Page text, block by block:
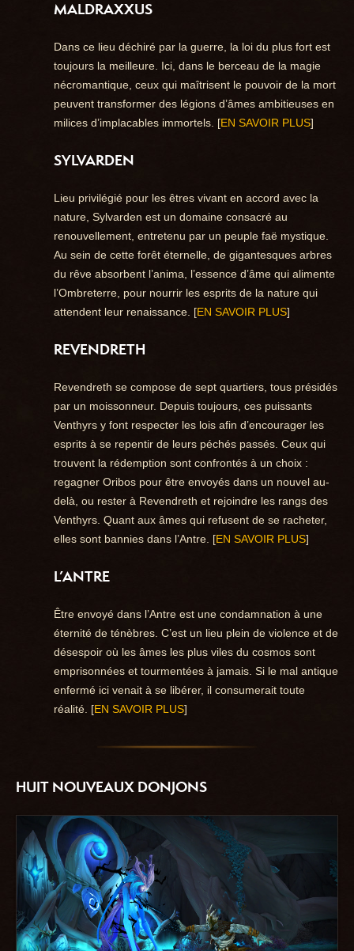
MALDRAXXUS
Dans ce lieu déchiré par la guerre, la loi du plus fort est
toujours la meilleure. Ici, dans le berceau de la magie
nécromantique, ceux qui maîtrisent le pouvoir de la mort
peuvent transformer des légions d’âmes ambitieuses en
milices d’implacables immortels. [EN SAVOIR PLUS]
SYLVARDEN
Lieu privilégié pour les êtres vivant en accord avec la
nature, Sylvarden est un domaine consacré au
renouvellement, entretenu par un peuple faë mystique.
Au sein de cette forêt éternelle, de gigantesques arbres
du rêve absorbent l’anima, l’essence d’âme qui alimente
l’Ombreterre, pour nourrir les esprits de la nature qui
attendent leur renaissance. [EN SAVOIR PLUS]
REVENDRETH
Revendreth se compose de sept quartiers, tous présidés
par un moissonneur. Depuis toujours, ces puissants
Venthyrs y font respecter les lois afin d’encourager les
esprits à se repentir de leurs péchés passés. Ceux qui
trouvent la rédemption sont confrontés à un choix :
regagner Oribos pour être envoyés dans un nouvel au-
delà, ou rester à Revendreth et rejoindre les rangs des
Venthyrs. Quant aux âmes qui refusent de se racheter,
elles sont bannies dans l’Antre. [EN SAVOIR PLUS]
L’ANTRE
Être envoyé dans l’Antre est une condamnation à une
éternité de ténèbres. C’est un lieu plein de violence et de
désespoir où les âmes les plus viles du cosmos sont
emprisonnées et tourmentées à jamais. Si le mal antique
enfermé ici venait à se libérer, il consumerait toute
réalité. [EN SAVOIR PLUS]
HUIT NOUVEAUX DONJONS